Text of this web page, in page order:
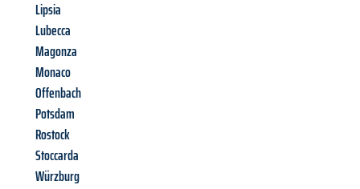
Lipsia
Lubecca
Magonza
Monaco
Offenbach
Potsdam
Rostock
Stoccarda
Würzburg